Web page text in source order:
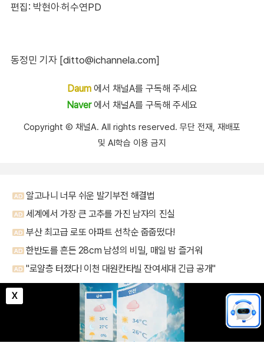
편집: 박현아‧허수연PD
동정민 기자 [ditto@ichannela.com]
Daum에서 채널A를 구독해 주세요
Naver에서 채널A를 구독해 주세요
Copyright Ⓒ 채널A. All rights reserved. 무단 전재, 재배포
및 AI학습 이용 금지
X